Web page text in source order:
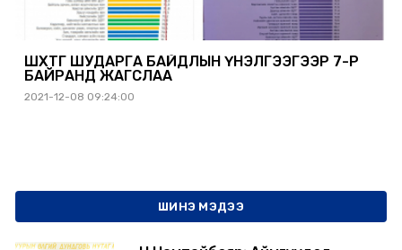
ШӨХТГ ШУДАРГА БАЙДЛЫН ҮНЭЛГЭЭГЭЭР 7-Р
БАЙРАНД ЖАГСЛАА
2021-12-08 09:24:00
ШИНЭ МЭДЭЭ